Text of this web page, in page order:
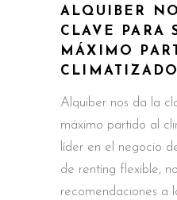
ALQUIBER
CLAVE PARA
MÁXIMO
Alquiber nos da la
máximo partido al
líder en el negocio
de renting flexible,
recomendaciones a